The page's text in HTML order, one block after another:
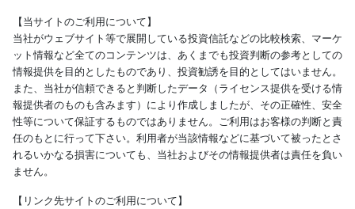
【当サイトのご利用について】
当社がウェブサイト等で展開している投資信託などの比較検索、マーケ
ット情報など全てのコンテンツは、あくまでも投資判断の参考としての
情報提供を目的としたものであり、投資勧誘を目的としてはいません。
また、当社が信頼できると判断したデータ（ライセンス提供を受ける情
報提供者のものも含みます）により作成しましたが、その正確性、安全
性等について保証するものではありません。ご利用はお客様の判断と責
任のもとに行って下さい。利用者が当該情報などに基づいて被ったとさ
れるいかなる損害についても、当社およびその情報提供者は責任を負い
ません。
【リンク先サイトのご利用について】